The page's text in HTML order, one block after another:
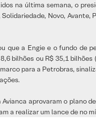
na última semana, o
Novo,
que a Engie e o fundo de
bilhões ou R$ 35,1
para a Petrobras,
aprovaram o plano
a realizar um lance de no